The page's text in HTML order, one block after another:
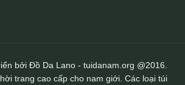
bởi Đồ Da Lano - tuidanam.org @2016.
trang cao cấp cho nam giới. Các loại túi